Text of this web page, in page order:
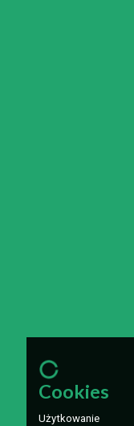
Cookies
Użytkowanie